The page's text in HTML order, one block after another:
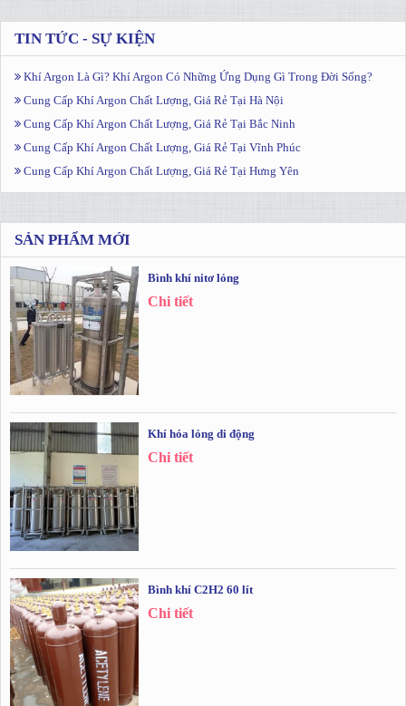
TIN TỨC - SỰ KIỆN
Khí Argon Là Gì? Khí Argon Có Những Ứng Dụng Gì Trong Đời Sống?
Cung Cấp Khí Argon Chất Lượng, Giá Rẻ Tại Hà Nội
Cung Cấp Khí Argon Chất Lượng, Giá Rẻ Tại Bắc Ninh
Cung Cấp Khí Argon Chất Lượng, Giá Rẻ Tại Vĩnh Phúc
Cung Cấp Khí Argon Chất Lượng, Giá Rẻ Tại Hưng Yên
SẢN PHẨM MỚI
Bình khí nitơ lỏng
Chi tiết
Khí hóa lỏng di động
Chi tiết
Bình khí C2H2 60 lít
Chi tiết